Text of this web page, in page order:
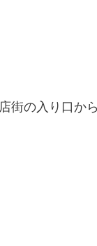
街の入り口か